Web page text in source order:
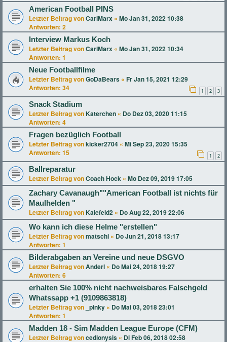
American Football PINS
Letzter Beitrag vonCarlMarx « Mo Jan 31, 2022 10:38
Antworten: 2
Interview Markus Koch
Letzter Beitrag vonCarlMarx « Mo Jan 31, 2022 10:34
Antworten: 1
Neue Footballfilme
Letzter Beitrag vonGoDaBears « Fr Jan 15, 2021 12:29
Antworten: 34 1 2 3
Snack Stadium
Letzter Beitrag von Katerchen « Do Dez 03, 2020 11:15
Antworten: 4
Fragen bezüglich Football
Letzter Beitrag vonkicker2704 « Mi Sep 23, 2020 15:35
Antworten: 15 1 2
Ballreparatur
Letzter Beitrag vonCoach Hock « Mo Dez 09, 2019 17:05
Zachary Cavanaugh""American Football ist nichts für
Maulhelden "
Letzter Beitrag von Kalefeld2 « Do Aug 22, 2019 22:06
Wo kann ich diese Helme "erstellen"
Letzter Beitrag vonmatschi « Do Jun 21, 2018 13:17
Antworten: 1
Bilderabgaben an Vereine und neue DSGVO
Letzter Beitrag vonAnderl « Do Mai 24, 2018 19:27
Antworten: 6
erhalten Sie 100% nicht nachweisbares Falschgeld
Whatssapp +1 (9109863818)
Letzter Beitrag von _pinky « Do Mai 03, 2018 23:01
Antworten: 1
Madden 18 - Sim Madden League Europe (CFM)
Letzter Beitrag voncedionysis « Di Feb 06, 2018 02:58